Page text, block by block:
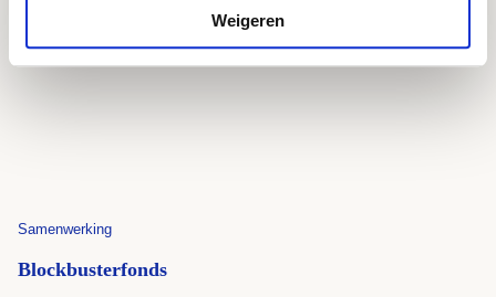
Weigeren
Samenwerking
Blockbusterfonds